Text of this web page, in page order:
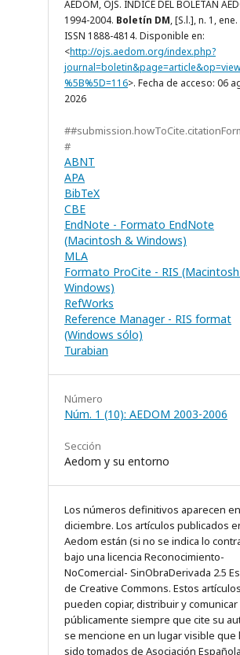
AEDOM, OJS. INDICE DEL BOLETÃN
1994-2004. Boletín DM, [S.l.], n. 1,
ISSN 1888-4814. Disponible en:
<http://ojs.aedom.org/index.php?
%5B%5D=116>. Fecha de acceso: 06
2026
#
ABNT
APA
BibTeX
CBE
EndNote - Formato EndNote
(Macintosh & Windows)
MLA
Formato ProCite - RIS
Windows)
RefWorks
Reference Manager - RIS format
(Windows sólo)
Turabian
Número
Núm. 1 (10): AEDOM 2003-2006
Sección
Aedom y su entorno
Los números definitivos aparecen en
diciembre. Los artículos publicados
Aedom están (si no se indica lo
bajo una licencia Reconocimiento-
NoComercial- SinObraDerivada 2.5
de Creative Commons. Estos
pueden copiar, distribuir y comunicar
públicamente siempre que cite su
se mencione en un lugar visible que
sido tomados de Asociación